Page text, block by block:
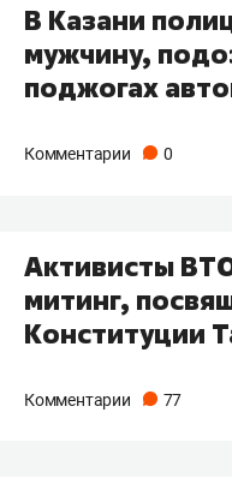
В Казани
мужчину,
поджогах
Комментарии 0
Активисты
митинг,
Конституции
Комментарии 77